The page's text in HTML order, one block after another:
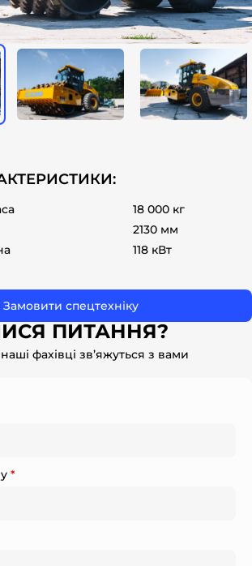
18 000 кг
2130 мм
118 кВт
Замовити спецтехніку
ПИТАННЯ?
фахівці зв’яжуться з вами
*